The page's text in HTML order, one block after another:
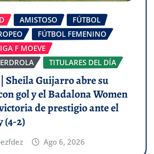
AMISTOSO
FÚTBOL
FÚTBOL FEMENINO
F MOEVE
TITULARES DEL DÍA
Sheila Guijarro abre su
gol y el Badalona Women
de prestigio ante el
(4-2)
Ago 6, 2026